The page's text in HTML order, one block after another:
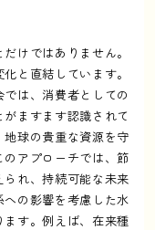
けではありません。
と直結しています。
では、消費者としての
ますます認識されて
球の貴重な資源を守
アプローチでは、節
れ、持続可能な未来
の影響を考慮した水
す。例えば、在来種